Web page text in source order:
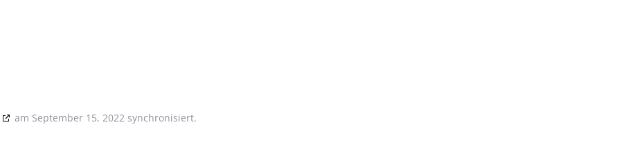
am September 15, 2022 synchronisiert.